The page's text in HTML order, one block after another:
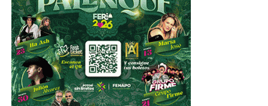
Se estima que la droga asegurada tiene un precio en el
mercado aproximado de $125,877,456.00 (Ciento
veinticinco millones ochocientos setenta y siete mil
cuatrocientos cincuenta y seis 00/100 M.N.); misma que
fue puesta a disposición de las autoridades
correspondientes.